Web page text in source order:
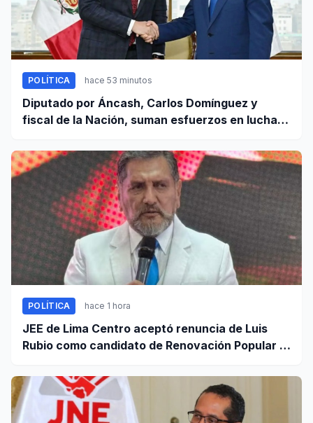
POLÍTICA hace 53 minutos
Diputado por Áncash, Carlos Domínguez y
fiscal de la Nación, suman esfuerzos en lucha
POLÍTICA hace 1 hora
JEE de Lima Centro aceptó renuncia de Luis
Rubio como candidato de Renovación Popular a